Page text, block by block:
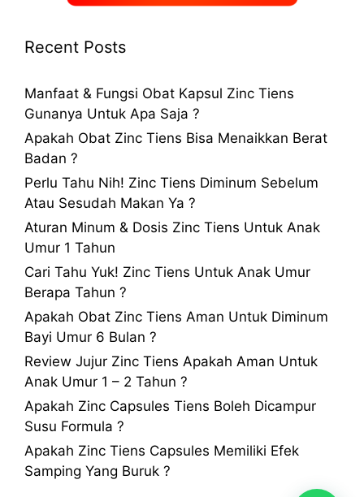
Recent Posts
Manfaat & Fungsi Obat Kapsul Zinc Tiens
Gunanya Untuk Apa Saja ?
Apakah Obat Zinc Tiens Bisa Menaikkan Berat
Badan ?
Perlu Tahu Nih! Zinc Tiens Diminum Sebelum
Atau Sesudah Makan Ya ?
Aturan Minum & Dosis Zinc Tiens Untuk Anak
Umur 1 Tahun
Cari Tahu Yuk! Zinc Tiens Untuk Anak Umur
Berapa Tahun ?
Apakah Obat Zinc Tiens Aman Untuk Diminum
Bayi Umur 6 Bulan ?
Review Jujur Zinc Tiens Apakah Aman Untuk
Anak Umur 1 – 2 Tahun ?
Apakah Zinc Capsules Tiens Boleh Dicampur
Susu Formula ?
Apakah Zinc Tiens Capsules Memiliki Efek
Samping Yang Buruk ?